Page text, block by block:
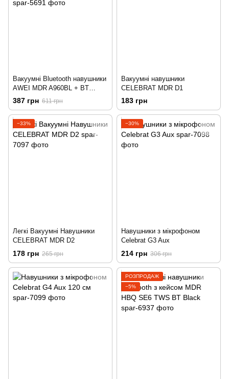
Вакуумні Bluetooth навушники
AWEI MDR A960BL + BT
Бездротові
387 грн 611 грн
Вакуумні навушники
CELEBRAT MDR D1
183 грн
−33%
Легкі Вакуумні Навушники
CELEBRAT MDR D2
178 грн 265 грн
−30%
Навушники з мікрофоном
Celebrat G3 Aux
214 грн 306 грн
РОЗПРОДАЖ
−5%